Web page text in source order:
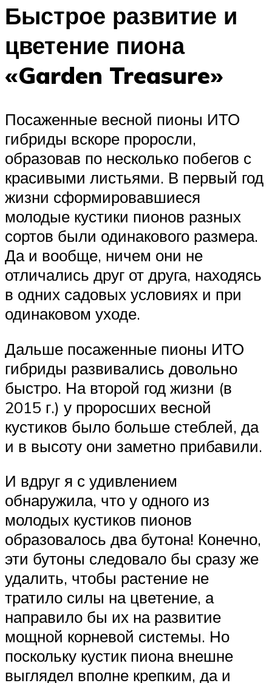
Быстрое развитие и
цветение пиона
«Garden Treasure»
Посаженные весной пионы ИТО
гибриды вскоре проросли,
образовав по несколько побегов с
красивыми листьями. В первый год
жизни сформировавшиеся
молодые кустики пионов разных
сортов были одинакового размера.
Да и вообще, ничем они не
отличались друг от друга, находясь
в одних садовых условиях и при
одинаковом уходе.
Дальше посаженные пионы ИТО
гибриды развивались довольно
быстро. На второй год жизни (в
2015 г.) у проросших весной
кустиков было больше стеблей, да
и в высоту они заметно прибавили.
И вдруг я с удивлением
обнаружила, что у одного из
молодых кустиков пионов
образовалось два бутона! Конечно,
эти бутоны следовало бы сразу же
удалить, чтобы растение не
тратило силы на цветение, а
направило бы их на развитие
мощной корневой системы. Но
поскольку кустик пиона внешне
выглядел вполне крепким, да и